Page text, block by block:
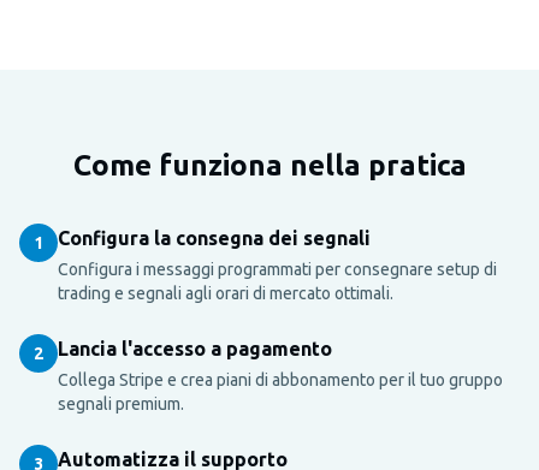
Come funziona nella pratica
1 Configura la consegna dei segnali
Configura i messaggi programmati per consegnare setup di
trading e segnali agli orari di mercato ottimali.
2 Lancia l'accesso a pagamento
Collega Stripe e crea piani di abbonamento per il tuo gruppo
segnali premium.
3 Automatizza il supporto